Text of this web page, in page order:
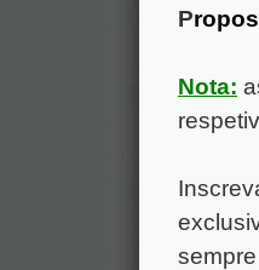
P
Nota: